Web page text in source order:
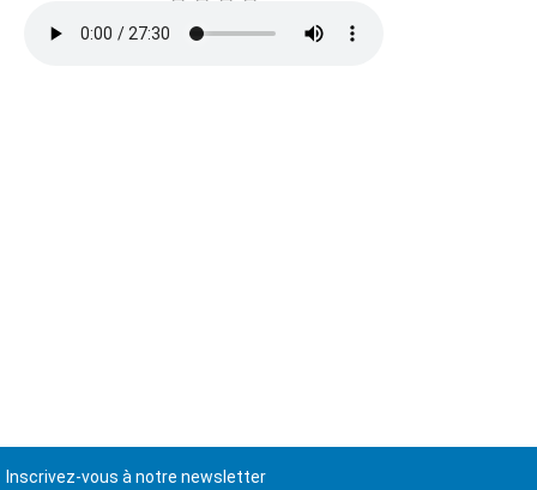
Inscrivez-vous à notre newsletter